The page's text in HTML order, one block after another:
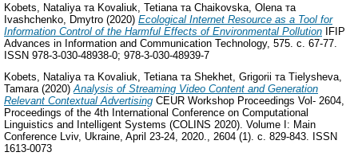
Kobets, Nataliya та Kovaliuk, Tetiana та Chaikovska, Olena та
Ivashchenko, Dmytro (2020) Ecological Internet Resource as a Tool for
Information Control of the Harmful Effects of Environmental Pollution IFIP
Advances in Information and Communication Technology, 575. с. 67-77.
ISSN 978-3-030-48938-0; 978-3-030-48939-7
Kobets, Nataliyaта Kovaliuk, Tetianaта Shekhet, Grigorii та Tielysheva,
Tamara(2020)Analysis of Streaming Video Content and Generation
Relevant Contextual Advertising CEUR Workshop Proceedings Vol- 2604,
Proceedings of the 4th International Conference on Computational
Linguistics and Intelligent Systems (COLINS 2020). Volume I: Main
Conference Lviv, Ukraine, April 23-24, 2020., 2604 (1). с. 829-843. ISSN
1613-0073